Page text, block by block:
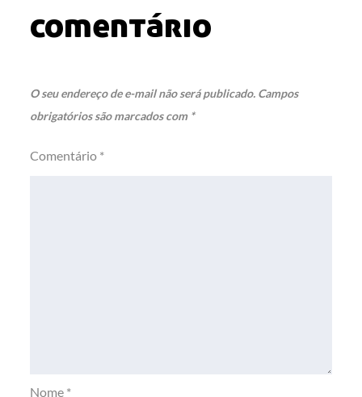
comentário
O seu endereço de e-mail não será publicado. Campos
obrigatórios são marcados com *
Comentário *
Nome *